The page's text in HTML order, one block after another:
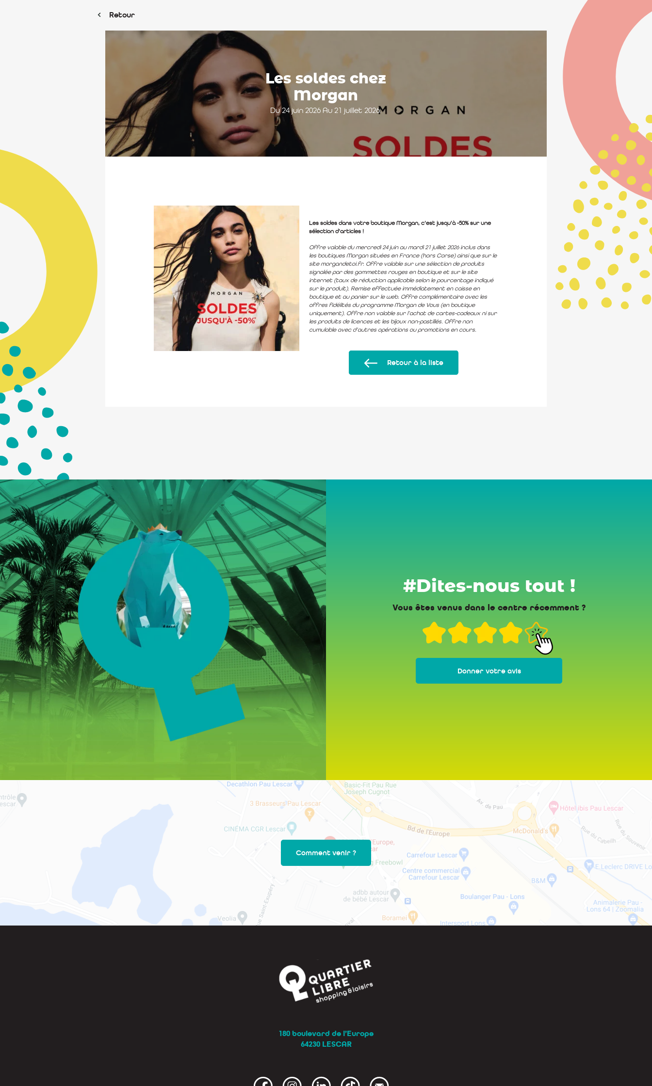
Retour
Les soldes chez
Morgan
Du 24 juin 2026 Au 21 juillet 2026.
Les soldes dans votre boutique Morgan, c’est jusqu’à -50% sur une
sélection d’articles !
Offre valable du mercredi 24 juin au mardi 21 juillet 2026 inclus dans
les boutiques Morgan situées en France (hors Corse) ainsi que sur le
site morgandetoi.fr. Offre valable sur une sélection de produits
signalée par des gommettes rouges en boutique et sur le site
internet (taux de réduction applicable selon le pourcentage indiqué
sur le produit). Remise effectuée immédiatement en caisse en
boutique et au panier sur le web. Offre complémentaire avec les
offres fidélités du programme Morgan de Vous (en boutique
uniquement). Offre non valable sur l’achat de cartes-cadeaux ni sur
les produits de licences et les bijoux non-pastillés. Offre non
cumulable avec d’autres opérations ou promotions en cours.
Retour à la liste
#Dites-nous tout !
Vous êtes venus dans le centre récemment ?
Donner votre avis
Comment venir ?
180 boulevard de l’Europe
64230 LESCAR